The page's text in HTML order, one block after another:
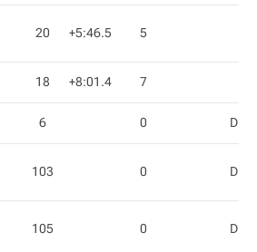
20 +5:46.5 5
18 +8:01.4 7
6 0 DNS
103 0 DNS
105 0 DNS